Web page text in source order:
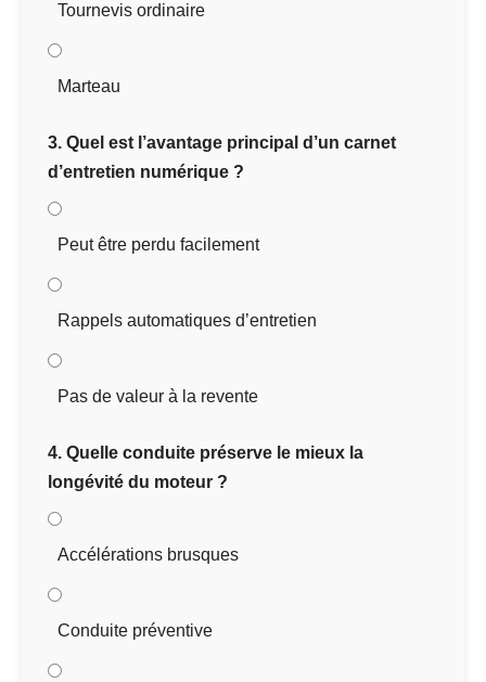
Tournevis ordinaire
Marteau
3. Quel est l’avantage principal d’un carnet
d’entretien numérique ?
Peut être perdu facilement
Rappels automatiques d’entretien
Pas de valeur à la revente
4. Quelle conduite préserve le mieux la
longévité du moteur ?
Accélérations brusques
Conduite préventive